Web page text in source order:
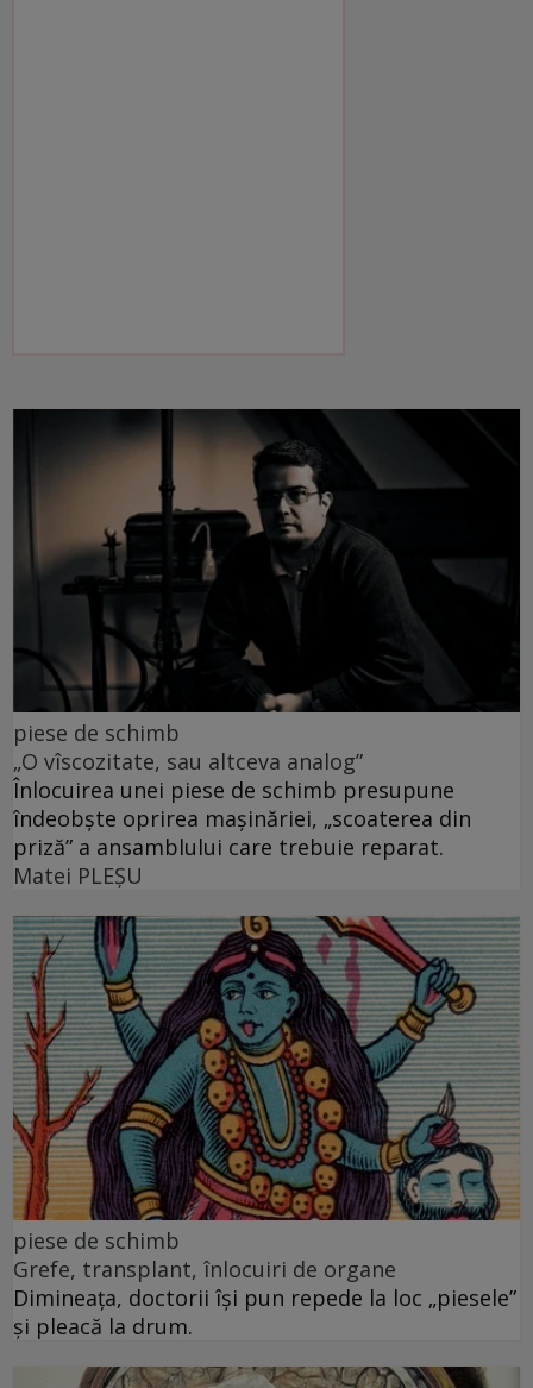
piese de schimb
„O vîscozitate, sau altceva analog”
Înlocuirea unei piese de schimb presupune
îndeobște oprirea mașinăriei, „scoaterea din
priză” a ansamblului care trebuie reparat.
Matei PLEŞU
piese de schimb
Grefe, transplant, înlocuiri de organe
Dimineața, doctorii își pun repede la loc „piesele”
și pleacă la drum.